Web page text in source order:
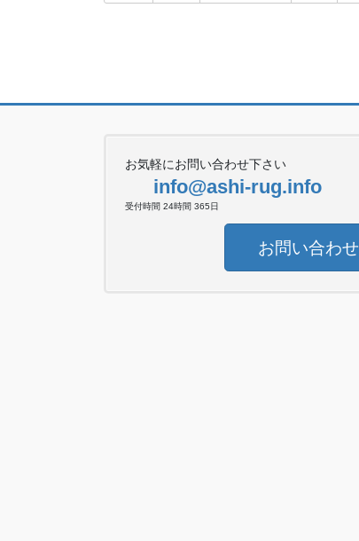
お気軽にお問い合わせ下さい
info@ashi-rug.info
受付時間 24時間 365日
お問い合わせ